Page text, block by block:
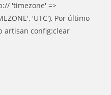
'timezone' =>
'UTC'), Por último
artisan config:clear